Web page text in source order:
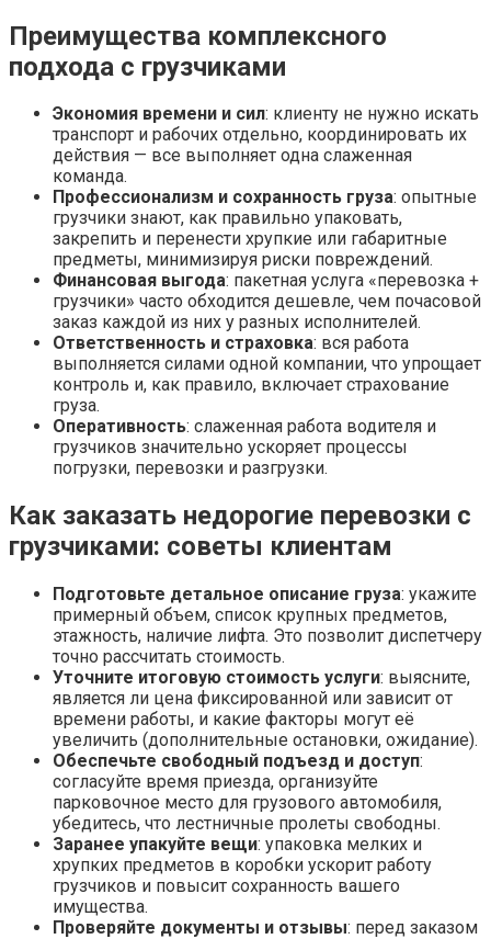
Преимущества комплексного
подхода с грузчиками
Экономия времени и сил: клиенту не нужно искать
транспорт и рабочих отдельно, координировать их
действия — все выполняет одна слаженная
команда.
Профессионализм и сохранность груза: опытные
грузчики знают, как правильно упаковать,
закрепить и перенести хрупкие или габаритные
предметы, минимизируя риски повреждений.
Финансовая выгода: пакетная услуга «перевозка +
грузчики» часто обходится дешевле, чем почасовой
заказ каждой из них у разных исполнителей.
Ответственность и страховка: вся работа
выполняется силами одной компании, что упрощает
контроль и, как правило, включает страхование
груза.
Оперативность: слаженная работа водителя и
грузчиков значительно ускоряет процессы
погрузки, перевозки и разгрузки.
Как заказать недорогие перевозки с
грузчиками: советы клиентам
Подготовьте детальное описание груза: укажите
примерный объем, список крупных предметов,
этажность, наличие лифта. Это позволит диспетчеру
точно рассчитать стоимость.
Уточните итоговую стоимость услуги: выясните,
является ли цена фиксированной или зависит от
времени работы, и какие факторы могут её
увеличить (дополнительные остановки, ожидание).
Обеспечьте свободный подъезд и доступ:
согласуйте время приезда, организуйте
парковочное место для грузового автомобиля,
убедитесь, что лестничные пролеты свободны.
Заранее упакуйте вещи: упаковка мелких и
хрупких предметов в коробки ускорит работу
грузчиков и повысит сохранность вашего
имущества.
Проверяйте документы и отзывы: перед заказом